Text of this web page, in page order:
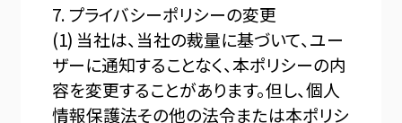
7. プライバシーポリシーの変更
(1) 当社は、当社の裁量に基づいて、ユー
ザーに通知することなく、本ポリシーの内
容を変更することがあります。但し、個人
情報保護法その他の法令または本ポリシ